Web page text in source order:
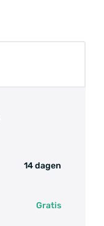
14 dagen
Gratis